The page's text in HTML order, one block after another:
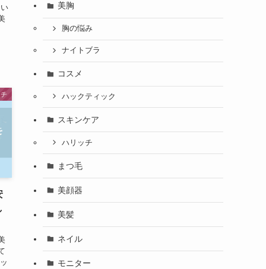
美胸
胸の悩み
ナイトブラ
コスメ
ハックティック
スキンケア
ハリッチ
まつ毛
美顔器
美髪
ネイル
モニター